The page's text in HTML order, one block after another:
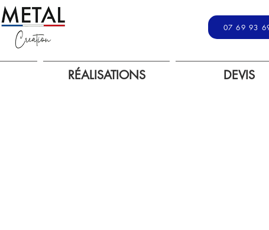
07 69 93
RÉALISATIONS DEVIS